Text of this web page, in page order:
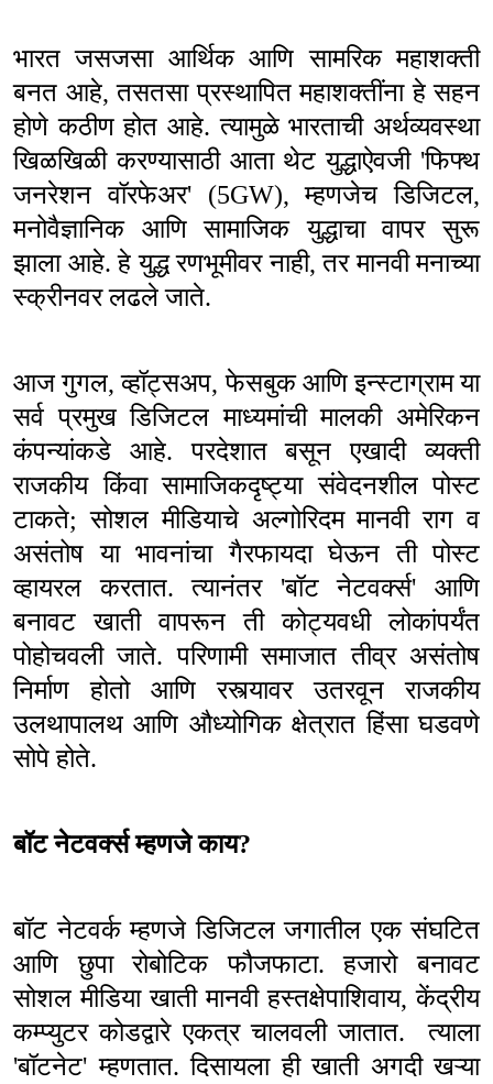
भारत जसजसा आर्थिक आणि सामरिक महाशक्ती
बनत आहे,तसतसा प्रस्थापित महाशक्तींना हे सहन
होणे कठीण होत आहे. त्यामुळे भारताची अर्थव्यवस्था
खिळखिळी करण्यासाठी आता थेट युद्धाऐवजी 'फिफ्थ
जनरेशन वॉरफेअर' (5GW), म्हणजेच डिजिटल,
मनोवैज्ञानिक आणि सामाजिक युद्धाचा वापर सुरू
झाला आहे. हे युद्ध रणभूमीवर नाही,तर मानवी मनाच्या
स्क्रीनवर लढले जाते.
आज गुगल,व्हॉट्सअप,फेसबुक आणि इन्स्टाग्राम या
सर्व प्रमुख डिजिटल माध्यमांची मालकी अमेरिकन
कंपन्यांकडे आहे. परदेशात बसून एखादी व्यक्ती
राजकीय किंवा सामाजिकदृष्ट्या संवेदनशील पोस्ट
टाकते;सोशल मीडियाचे अल्गोरिदम मानवी राग व
असंतोष या भावनांचा गैरफायदा घेऊन ती पोस्ट
व्हायरल करतात. त्यानंतर 'बॉट नेटवर्क्स'आणि
बनावट खाती वापरून ती कोट्यवधी लोकांपर्यंत
पोहोचवली जाते. परिणामी समाजात तीव्र असंतोष
निर्माण होतो आणि रस्त्यावर उतरवून राजकीय
उलथापालथ आणि औध्योगिक क्षेत्रात हिंसा घडवणे
सोपे होते.
बॉट नेटवर्क्स म्हणजे काय?
बॉट नेटवर्क म्हणजे डिजिटल जगातील एक संघटित
आणि छुपा रोबोटिक फौजफाटा. हजारो बनावट
सोशल मीडिया खाती मानवी हस्तक्षेपाशिवाय,केंद्रीय
कम्प्युटर कोडद्वारे एकत्र चालवली जातात.
त्याला
'बॉटनेट'म्हणतात. दिसायला ही खाती अगदी खऱ्या